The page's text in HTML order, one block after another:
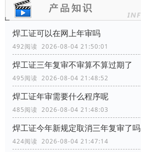
焊工证可以在网上年审吗
492阅读 2026-08-04 21:50:01
焊工证三年复审不审算不算过期了
495阅读 2026-08-04 21:48:52
焊工证年审需要什么程序呢
485阅读 2026-08-04 21:48:03
焊工证今年新规定取消三年复审了吗
424阅读 2026-08-04 21:47:14